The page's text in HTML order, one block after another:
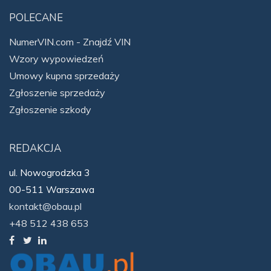
POLECANE
NumerVIN.com - Znajdź VIN
Wzory wypowiedzeń
Umowy kupna sprzedaży
Zgłoszenie sprzedaży
Zgłoszenie szkody
REDAKCJA
ul. Nowogrodzka 3
00-511 Warszawa
kontakt@obau.pl
+48 512 438 653